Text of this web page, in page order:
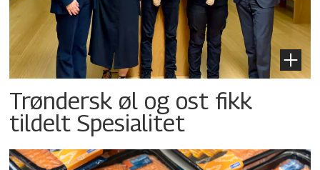
Trøndersk øl og ost fikk
tildelt Spesialitet